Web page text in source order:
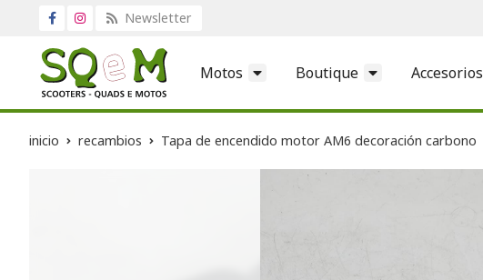
Newsletter
Motos Boutique Accesorios
inicio recambios Tapa de encendido motor AM6 decoración carbono